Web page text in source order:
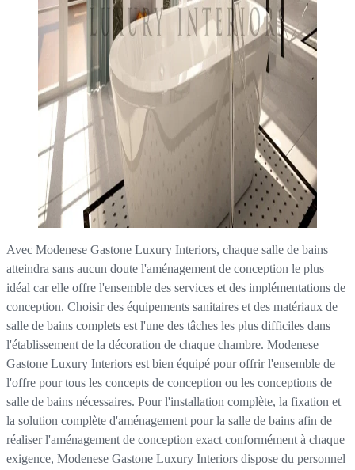
Avec Modenese Gastone Luxury Interiors, chaque salle de bains
atteindra sans aucun doute l'aménagement de conception le plus
idéal car elle offre l'ensemble des services et des implémentations de
conception. Choisir des équipements sanitaires et des matériaux de
salle de bains complets est l'une des tâches les plus difficiles dans
l'établissement de la décoration de chaque chambre. Modenese
Gastone Luxury Interiors est bien équipé pour offrir l'ensemble de
l'offre pour tous les concepts de conception ou les conceptions de
salle de bains nécessaires. Pour l'installation complète, la fixation et
la solution complète d'aménagement pour la salle de bains afin de
réaliser l'aménagement de conception exact conformément à chaque
exigence, Modenese Gastone Luxury Interiors dispose du personnel